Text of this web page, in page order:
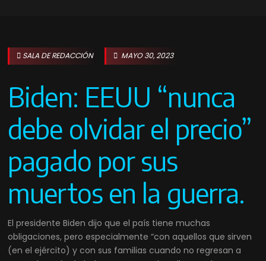
SALA DE REDACCIÓN MAYO 30, 2023
Biden: EEUU “nunca
debe olvidar el precio”
pagado por sus
muertos en la guerra.
El presidente Biden dijo que el país tiene muchas
obligaciones, pero especialmente “con aquellos que sirven
(en el ejército) y con sus familias cuando no regresan a